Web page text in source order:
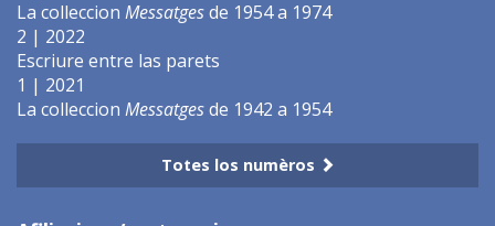
La colleccion Messatgesde 1954 a 1974
2 | 2022
Escriure entre las parets
1 | 2021
La colleccion Messatgesde 1942 a 1954
Totes los numèros